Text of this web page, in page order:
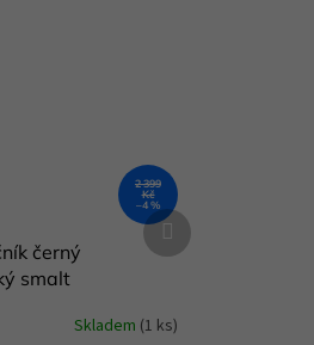
2 399
Kč
–4 %
černý
smalt
Skladem (1 ks)
Další
produkt